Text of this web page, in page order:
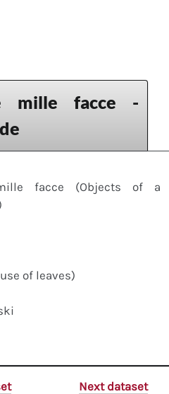
mille facce -
facce (Objects of a
of leaves)
Next dataset